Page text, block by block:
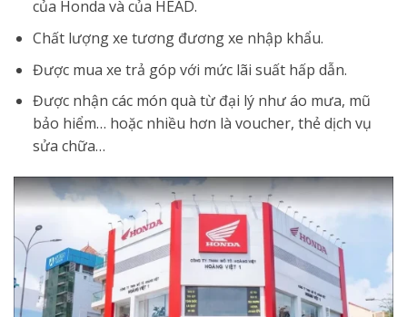
của Honda và của HEAD.
Chất lượng xe tương đương xe nhập khẩu.
Được mua xe trả góp với mức lãi suất hấp dẫn.
Được nhận các món quà từ đại lý như áo mưa, mũ
bảo hiểm… hoặc nhiều hơn là voucher, thẻ dịch vụ
sửa chữa…